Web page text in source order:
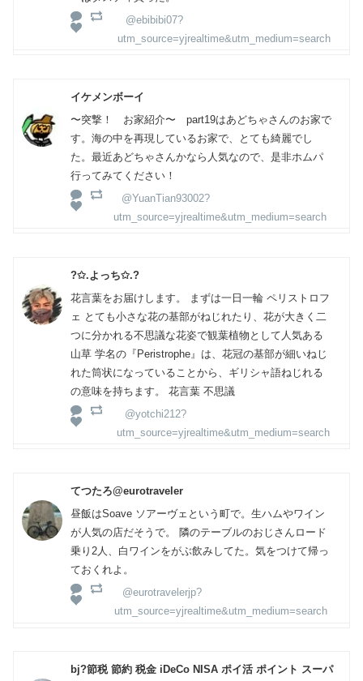
@ebibibi07?
utm_source=yjrealtime&utm_medium=search
イケメンボーイ
〜突撃！ お家紹介〜 part19はあどちゃさんのお家で
す。海の中を再現しているお家で、とても綺麗でし
た。最近あどちゃさんかなら人気なので、是非ホムパ
行ってみてください！
@YuanTian93002?
utm_source=yjrealtime&utm_medium=search
?✩.よっち✩.?
花言葉をお届けします。 まずは一日一輪 ペリストロフ
ェ とても小さな花の基部がねじれたり、花が大きく二
つに分かれる不思議な花姿で観葉植物として人気ある
山草 学名の『Peristrophe』は、花冠の基部が細いねじ
れた筒状になっていることから、ギリシャ語ねじれる
の意味を持ちます。 花言葉 不思議
@yotchi212?
utm_source=yjrealtime&utm_medium=search
てつたろ@eurotraveler
昼飯はSoave ソアーヴェという町で。生ハムやワイン
が人気の店だそうで。 隣のテーブルのおじさんロード
乗り2人、白ワインをがぶ飲みしてた。気をつけて帰っ
ておくれよ。
@eurotravelerjp?
utm_source=yjrealtime&utm_medium=search
bj?節税 節約 税金 iDeCo NISA ポイ活 ポイント スーパ